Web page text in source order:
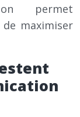
permet
maximiser